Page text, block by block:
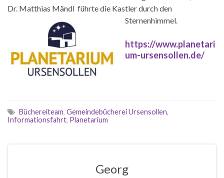
Dr. Matthias Mändl führte die Kastler durch den
Sternenhimmel.
https://www.planetari
um-ursensollen.de/
Büchereiteam, Gemeindebücherei Ursensollen,
Informationsfahrt, Planetarium
Georg